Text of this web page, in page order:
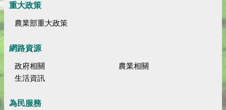
重大政策
農業部重大政策
網路資源
政府相關
農業相關
生活資訊
為民服務